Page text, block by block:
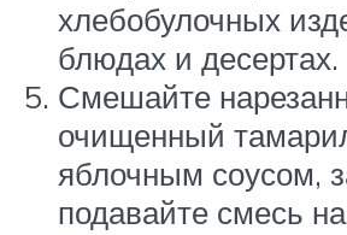
хлебобулочных
блюдах и десертах.
Смешайте
очищенный
яблочным соусом,
подавайте смесь